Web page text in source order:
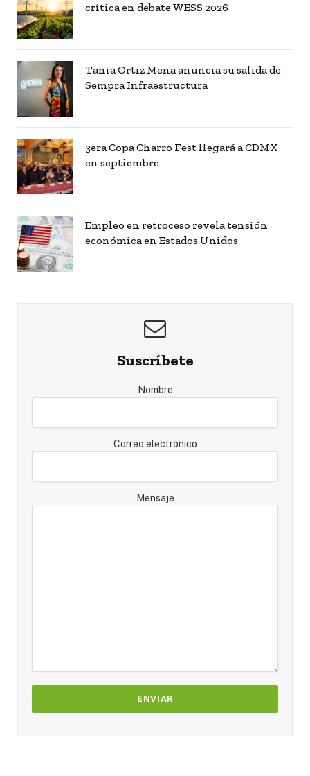
crítica en debate WESS 2026
Tania Ortiz Mena anuncia su salida de
Sempra Infraestructura
3era Copa Charro Fest llegará a CDMX
en septiembre
Empleo en retroceso revela tensión
económica en Estados Unidos
Suscríbete
Nombre
Correo electrónico
Mensaje